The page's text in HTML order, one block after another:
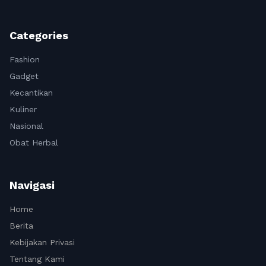
Categories
Fashion
Gadget
Kecantikan
Kuliner
Nasional
Obat Herbal
Navigasi
Home
Berita
Kebijakan Privasi
Tentang Kami